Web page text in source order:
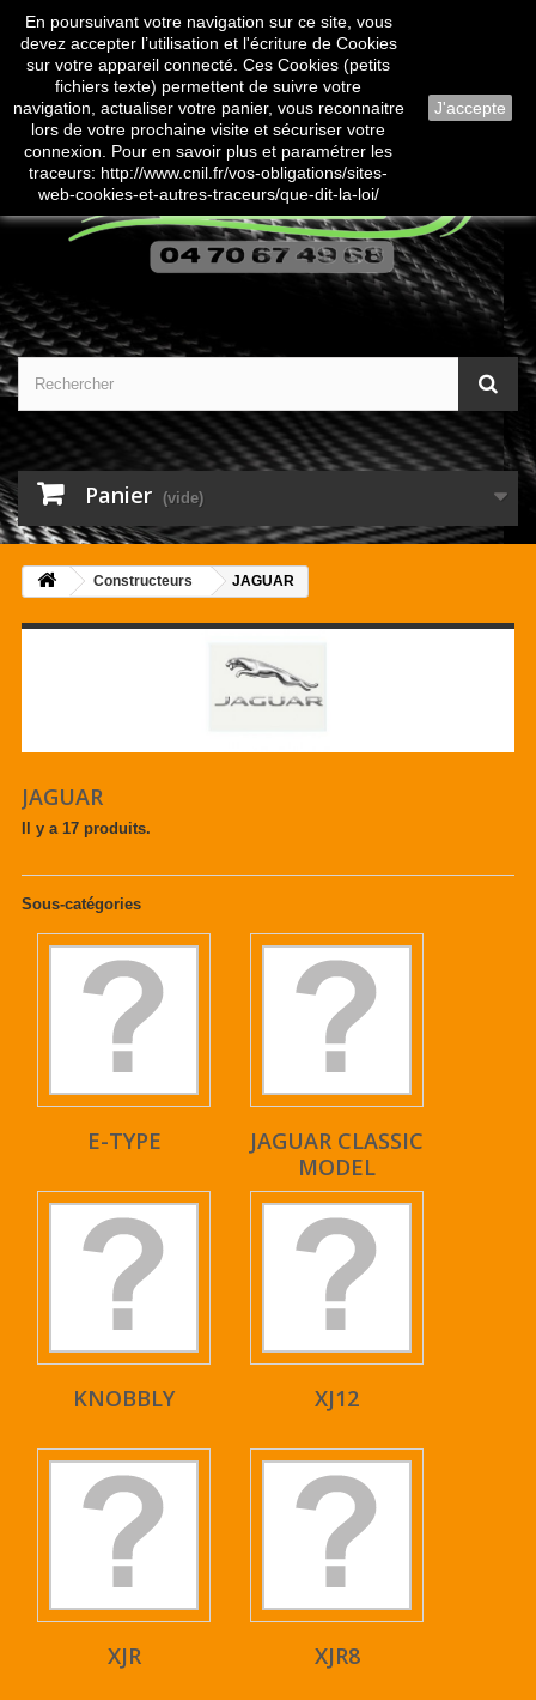
Contactez-nous
Panier (vide)
Constructeurs JAGUAR
JAGUAR
Il y a 17 produits.
Sous-catégories
E-TYPE
JAGUAR CLASSIC
MODEL
KNOBBLY XJ12
XJR XJR8
En poursuivant votre navigation sur ce site, vous
devez accepter l’utilisation et l'écriture de Cookies
sur votre appareil connecté. Ces Cookies (petits
fichiers texte) permettent de suivre votre
navigation, actualiser votre panier, vous reconnaitre
lors de votre prochaine visite et sécuriser votre
connexion. Pour en savoir plus et paramétrer les
traceurs: http://www.cnil.fr/vos-obligations/sites-
web-cookies-et-autres-traceurs/que-dit-la-loi/
J'accepte